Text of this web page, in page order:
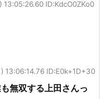
13:05:26.60 ID:KdcO0ZKo0
13:06:14.76 ID:E0k+1D+30
無双する上田さんっ